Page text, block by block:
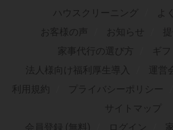
ハウスクリーニング
よ
お客様の声
お知らせ
家事代行の選び方
ギ
法人様向け福利厚生導入
運営
利用規約
プライバシーポリシー
サイトマップ
会員登録 (無料)
ログイン